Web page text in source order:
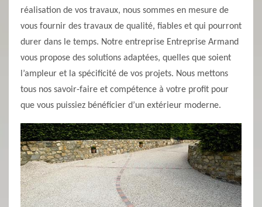
réalisation de vos travaux, nous sommes en mesure de
vous fournir des travaux de qualité, fiables et qui pourront
durer dans le temps. Notre entreprise Entreprise Armand
vous propose des solutions adaptées, quelles que soient
l’ampleur et la spécificité de vos projets. Nous mettons
tous nos savoir-faire et compétence à votre profit pour
que vous puissiez bénéficier d’un extérieur moderne.